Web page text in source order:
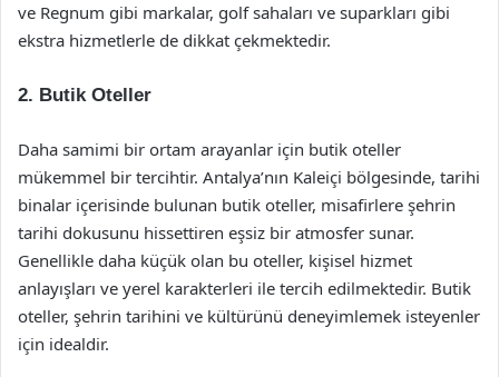
ve Regnum gibi markalar, golf sahaları ve suparkları gibi
ekstra hizmetlerle de dikkat çekmektedir.
2. Butik Oteller
Daha samimi bir ortam arayanlar için butik oteller
mükemmel bir tercihtir. Antalya’nın Kaleiçi bölgesinde, tarihi
binalar içerisinde bulunan butik oteller, misafirlere şehrin
tarihi dokusunu hissettiren eşsiz bir atmosfer sunar.
Genellikle daha küçük olan bu oteller, kişisel hizmet
anlayışları ve yerel karakterleri ile tercih edilmektedir. Butik
oteller, şehrin tarihini ve kültürünü deneyimlemek isteyenler
için idealdir.